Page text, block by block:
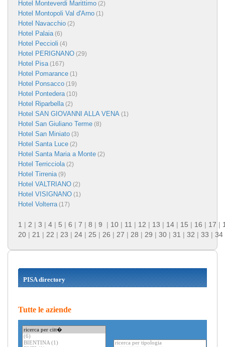
Hotel Monteverdi Marittimo (2)
Hotel Montopoli Val d'Arno (1)
Hotel Navacchio (2)
Hotel Palaia(6)
Hotel Peccioli (4)
Hotel PERIGNANO (29)
Hotel Pisa(167)
Hotel Pomarance (1)
Hotel Ponsacco (19)
Hotel Pontedera(10)
Hotel Riparbella(2)
Hotel SAN GIOVANNI ALLA VENA (1)
Hotel San Giuliano Terme (8)
Hotel San Miniato (3)
Hotel Santa Luce (2)
Hotel Santa Maria a Monte (2)
Hotel Terricciola(2)
Hotel Tirrenia(9)
Hotel VALTRIANO (2)
Hotel VISIGNANO (1)
Hotel Volterra(17)
1 | 2 | 3 | 4 | 5 | 6 | 7 | 8 | 9 | 10 | 11 | 12 | 13 | 14 | 15 | 16 | 17 |
20 | 21 | 22 | 23 | 24 | 25 | 26 | 27 | 28 | 29 | 30 | 31 | 32 | 33 | 34
PISA directory
Tutte le aziende